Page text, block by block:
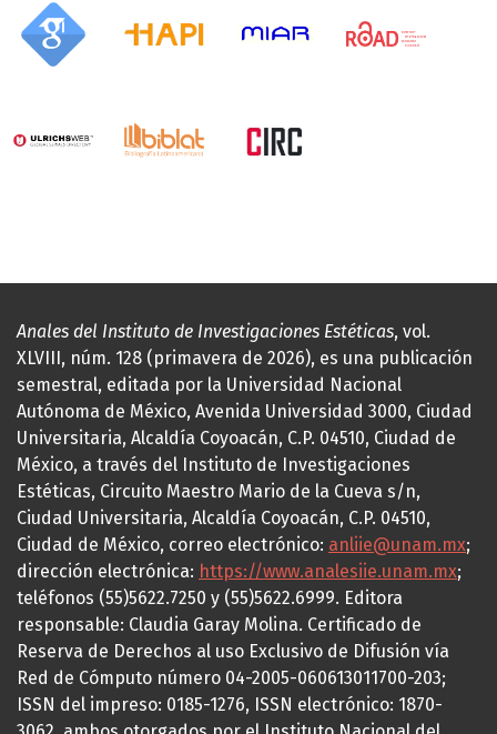
Anales del Instituto de Investigaciones Estéticas, vol.
XLVIII, núm. 128 (primavera de 2026), es una publicación
semestral, editada por la Universidad Nacional
Autónoma de México, Avenida Universidad 3000, Ciudad
Universitaria, Alcaldía Coyoacán, C.P. 04510, Ciudad de
México, a través del Instituto de Investigaciones
Estéticas, Circuito Maestro Mario de la Cueva s/n,
Ciudad Universitaria, Alcaldía Coyoacán, C.P. 04510,
Ciudad de México, correo electrónico: anliie@unam.mx;
dirección electrónica: https://www.analesiie.unam.mx;
teléfonos (55)5622.7250 y (55)5622.6999. Editora
responsable: Claudia Garay Molina. Certificado de
Reserva de Derechos al uso Exclusivo de Difusión vía
Red de Cómputo número 04-2005-060613011700-203;
ISSN del impreso: 0185-1276, ISSN electrónico: 1870-